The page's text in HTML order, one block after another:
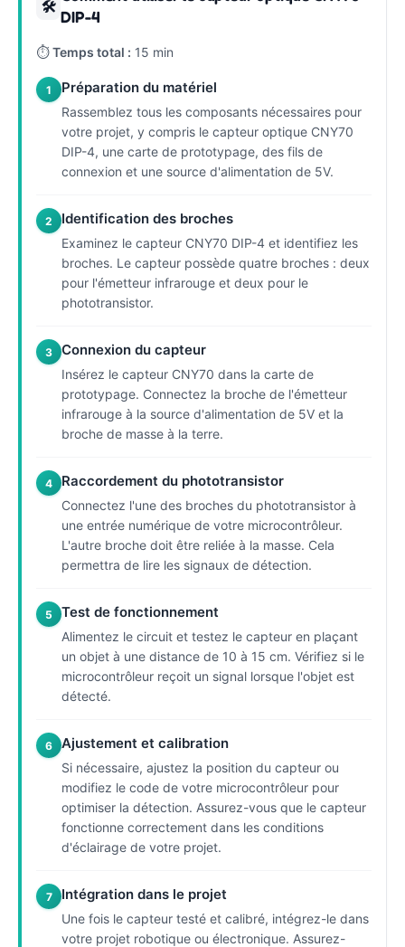
🛠
DIP-4
⏱Temps total : 15 min
1 Préparation du matériel
Rassemblez tous les composants nécessaires pour
votre projet, y compris le capteur optique CNY70
DIP-4, une carte de prototypage, des fils de
connexion et une source d'alimentation de 5V.
2 Identification des broches
Examinez le capteur CNY70 DIP-4 et identifiez les
broches. Le capteur possède quatre broches : deux
pour l'émetteur infrarouge et deux pour le
phototransistor.
3 Connexion du capteur
Insérez le capteur CNY70 dans la carte de
prototypage. Connectez la broche de l'émetteur
infrarouge à la source d'alimentation de 5V et la
broche de masse à la terre.
4 Raccordement du phototransistor
Connectez l'une des broches du phototransistor à
une entrée numérique de votre microcontrôleur.
L'autre broche doit être reliée à la masse. Cela
permettra de lire les signaux de détection.
5 Test de fonctionnement
Alimentez le circuit et testez le capteur en plaçant
un objet à une distance de 10 à 15 cm. Vérifiez si le
microcontrôleur reçoit un signal lorsque l'objet est
détecté.
6 Ajustement et calibration
Si nécessaire, ajustez la position du capteur ou
modifiez le code de votre microcontrôleur pour
optimiser la détection. Assurez-vous que le capteur
fonctionne correctement dans les conditions
d'éclairage de votre projet.
7 Intégration dans le projet
Une fois le capteur testé et calibré, intégrez-le dans
votre projet robotique ou électronique. Assurez-